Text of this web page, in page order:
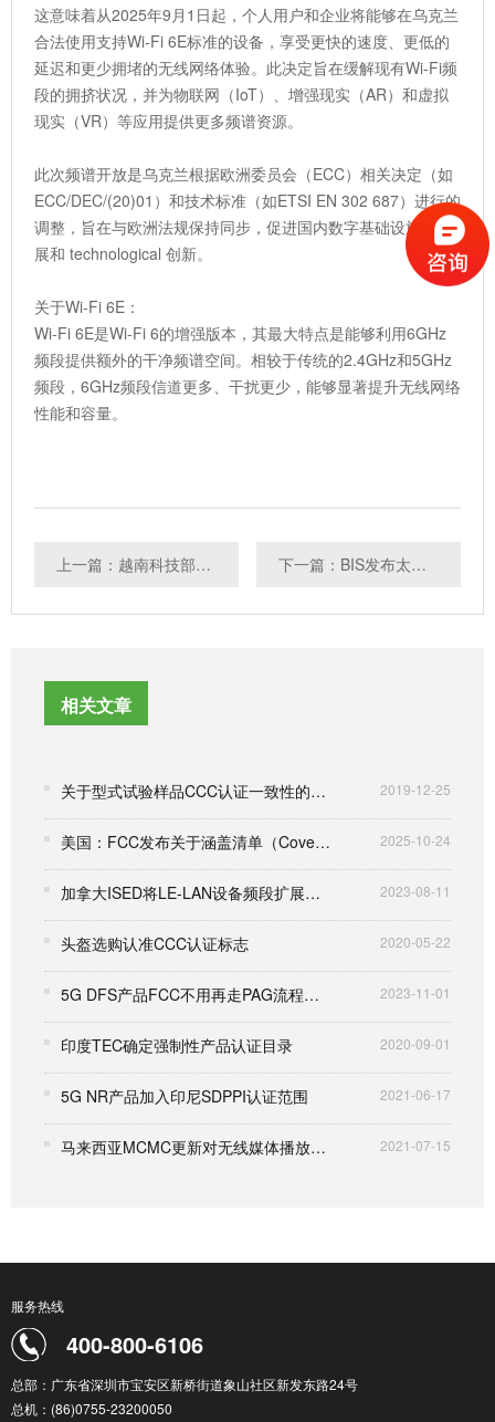
这意味着从2025年9月1日起，个人用户和企业将能够在乌克兰
合法使用支持Wi-Fi 6E标准的设备，享受更快的速度、更低的
延迟和更少拥堵的无线网络体验。此决定旨在缓解现有Wi-Fi频
段的拥挤状况，并为物联网（IoT）、增强现实（AR）和虚拟
现实（VR）等应用提供更多频谱资源。
此次频谱开放是乌克兰根据欧洲委员会（ECC）相关决定（如
ECC/DEC/(20)01）和技术标准（如ETSI EN 302 687）进行的
调整，旨在与欧洲法规保持同步，促进国内数字基础设施的发
展和 technological 创新。
关于Wi-Fi 6E：
Wi-Fi 6E是Wi-Fi 6的增强版本，其最大特点是能够利用6GHz
频段提供额外的干净频谱空间。相较于传统的2.4GHz和5GHz
频段，6GHz频段信道更多、干扰更少，能够显著提升无线网络
性能和容量。
上一篇：越南科技部宣布开放6GHz频段用于Wi-Fi通信 下一篇：BIS发布太阳能蓄电池新国标IS 16270修订案
相关文章
关于型式试验样品CCC认证一致性的要求 2019-12-25
美国：FCC发布关于涵盖清单（Cover List）的第二份报告与命令草案 2025-10-24
加拿大ISED将LE-LAN设备频段扩展到5850-5895 MHz 2023-08-11
头盔选购认准CCC认证标志 2020-05-22
5G DFS产品FCC不用再走PAG流程，将大大缩短取证周期 2023-11-01
印度TEC确定强制性产品认证目录 2020-09-01
5G NR产品加入印尼SDPPI认证范围 2021-06-17
马来西亚MCMC更新对无线媒体播放器和机顶盒认证要求 2021-07-15
服务热线
400-800-6106
总部：广东省深圳市宝安区新桥街道象山社区新发东路24号
总机：(86)0755-23200050